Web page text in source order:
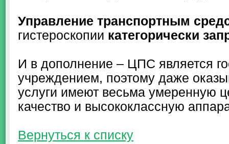
Управление транспортным
гистероскопии категорически
И в дополнение – ЦПС является
учреждением, поэтому даже
услуги имеют весьма умеренную
качество и высококлассную
Вернуться к списку